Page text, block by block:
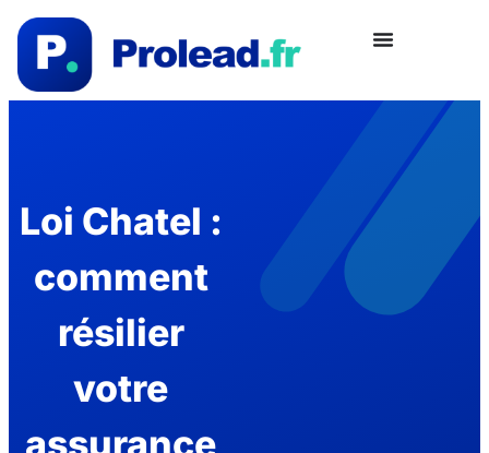
Loi Chatel :
comment
résilier
votre
assurance